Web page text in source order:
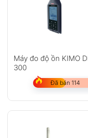
Máy đo độ ồn KIMO
300
Đã bán 114